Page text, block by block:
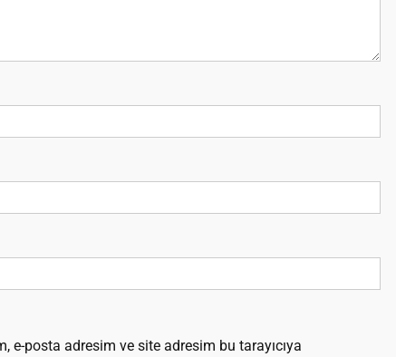
e-posta adresim ve site adresim bu tarayıcıya